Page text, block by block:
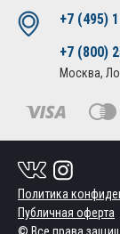
+7 (495)
+7 (800)
Москва,
Политика
Публичная оферта